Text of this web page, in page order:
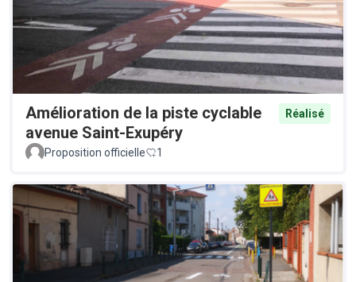
Amélioration de la piste cyclable
avenue Saint-Exupéry
Réalisé
Proposition officielle 1